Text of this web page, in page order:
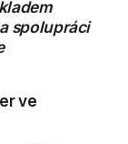
spolupráci
ve